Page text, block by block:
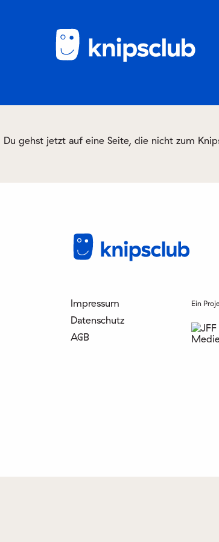
Du gehst jetzt auf eine Seite, die nicht zum
Impressum
Datenschutz
AGB
Ein